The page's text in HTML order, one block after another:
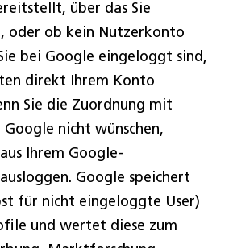
über das Sie
oder ob kein Nutzerkonto
bei Google eingeloggt sind,
direkt Ihrem Konto
Sie die Zuordnung mit
nicht wünschen,
Ihrem Google-
Google speichert
für nicht eingeloggte User)
und wertet diese zum